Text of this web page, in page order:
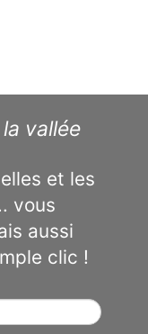
la vallée
et les
vous
aussi
clic !